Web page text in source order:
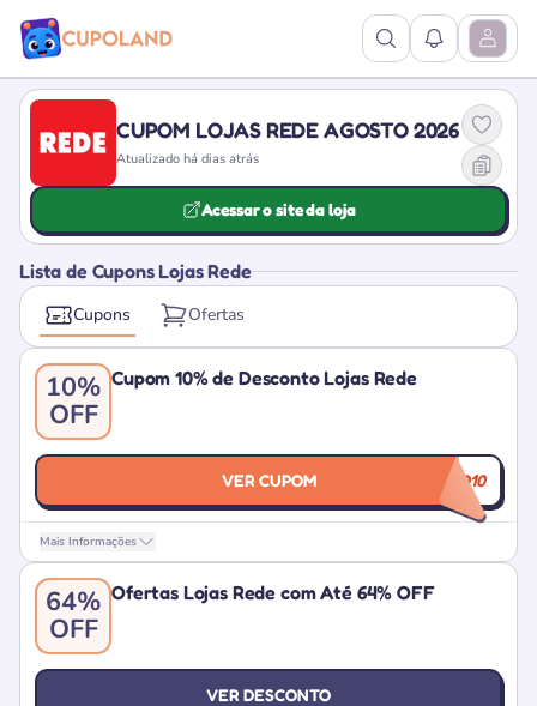
Ver Pesquisa
Ver Abrir
CUPOM LOJAS REDE AGOSTO 2026
Atualizado há dias atrás
Acessar o site da loja
Lista de Cupons Lojas Rede
Cupons Ofertas
10%
OFF
Cupom 10% de Desconto Lojas Rede
VER CUPOM BEMVINDO10
Mais Informações
64%
OFF
Ofertas Lojas Rede com Até 64% OFF
VER DESCONTO